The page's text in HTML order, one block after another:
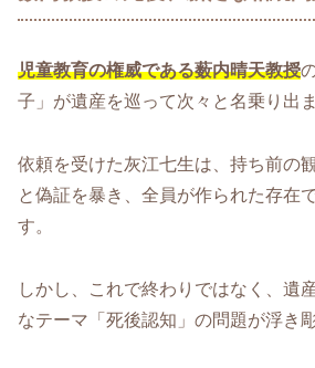
児童教育の権威である薮内晴天教授
子」が遺産を巡って次々と名乗り出ま
依頼を受けた灰江七生は、持ち前の
と偽証を暴き、全員が作られた存在
す。
しかし、これで終わりではなく、遺
なテーマ「死後認知」の問題が浮き